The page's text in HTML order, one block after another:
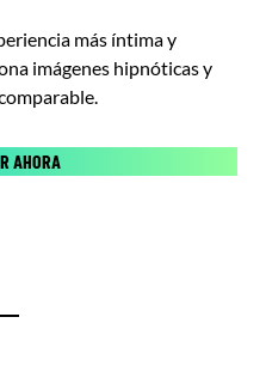
más íntima y
imágenes hipnóticas y
AHORA